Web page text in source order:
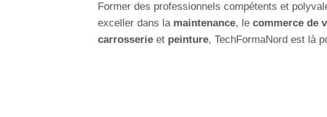
Former des professionnels compétents et
exceller dans la maintenance, le commerce de
carrosserie et peinture, TechFormaNord est là